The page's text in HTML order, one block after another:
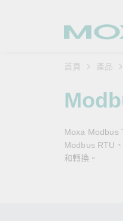
首頁 產品
Moxa Modbus
Modbus RTU
和轉換。